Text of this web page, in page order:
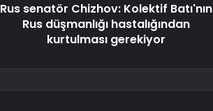
Rus senatör Chizhov: Kolektif Batı'nın
Rus düşmanlığı hastalığından
kurtulması gerekiyor